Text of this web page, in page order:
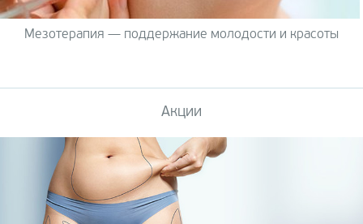
Мезотерапия — поддержание молодости и красоты
Акции